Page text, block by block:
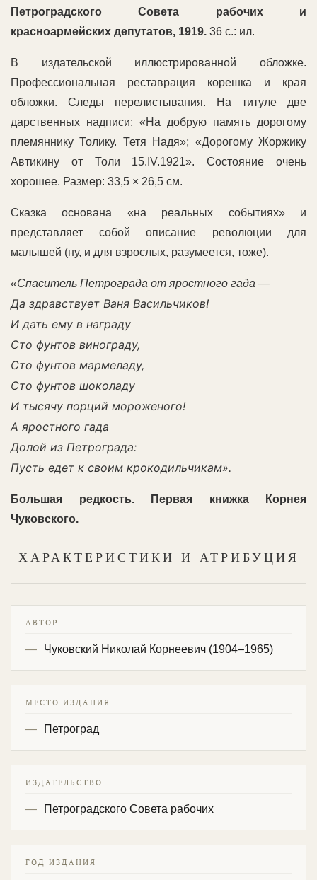
Петроградского Совета рабочих и
красноармейских депутатов, 1919. 36 с.: ил.
В издательской иллюстрированной обложке.
Профессиональная реставрация корешка и края
обложки. Следы перелистывания. На титуле две
дарственных надписи: «На добрую память дорогому
племяннику Толику. Тетя Надя»; «Дорогому Жоржику
Автикину от Толи 15.IV.1921». Состояние очень
хорошее. Размер: 33,5 × 26,5 см.
Сказка основана «на реальных событиях» и
представляет собой описание революции для
малышей (ну, и для взрослых, разумеется, тоже).
«Спаситель Петрограда от яростного гада —
Да здравствует Ваня Васильчиков!
И дать ему в награду
Сто фунтов винограду,
Сто фунтов мармеладу,
Сто фунтов шоколаду
И тысячу порций мороженого!
А яростного гада
Долой из Петрограда:
Пусть едет к своим крокодильчикам».
Большая редкость. Первая книжка Корнея
Чуковского.
ХАРАКТЕРИСТИКИ И АТРИБУЦИЯ
АВТОР
Чуковский Николай Корнеевич (1904–1965)
МЕСТО ИЗДАНИЯ
Петроград
ИЗДАТЕЛЬСТВО
Петроградского Совета рабочих
ГОД ИЗДАНИЯ